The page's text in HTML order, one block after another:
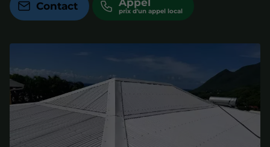
Contact Appel